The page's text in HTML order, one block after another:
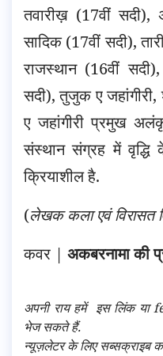
तवारीख़ (17वीं
सादिक (17वीं सदी),
राजस्थान (16वीं
सदी), तुजुक ए जहांगीरी,
ए जहांगीरी प्रमुख
संस्थान संग्रह में
क्रियाशील है.
(लेखक कला एवं विरासत
कवर | अकबरनामा की
अपनी राय हमें इस लिंक या
भेज सकते हैं.
न्यूज़लेटर के लिए सब्सक्राइब